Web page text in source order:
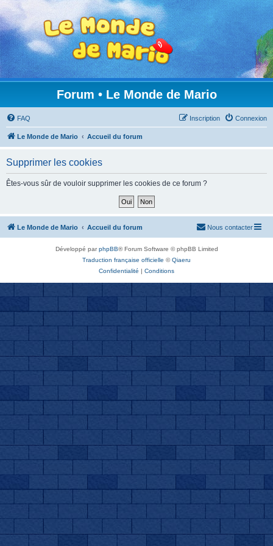
Forum • Le Monde de Mario
FAQ Connexion
Inscription
Le Monde de Mario Accueil du forum
Supprimer les cookies
Êtes-vous sûr de vouloir supprimer les cookies de ce forum ?
Le Monde de Mario Accueil du forum Nous contacter
Développé parphpBB® Forum Software © phpBB Limited
Traduction française officielle ©Qiaeru
Confidentialité | Conditions